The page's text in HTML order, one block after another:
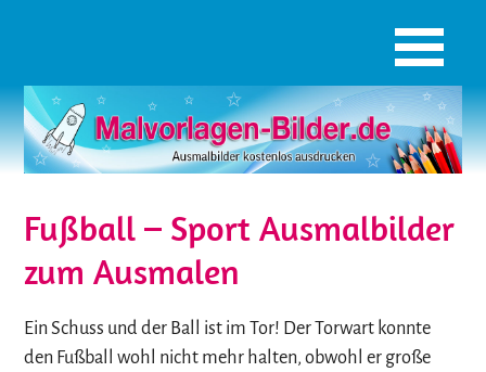
Fußball – Sport Ausmalbilder
zum Ausmalen
Ein Schuss und der Ball ist im Tor! Der Torwart konnte
den Fußball wohl nicht mehr halten, obwohl er große